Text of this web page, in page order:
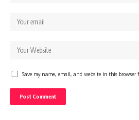
Save my name, email, and website in this browser